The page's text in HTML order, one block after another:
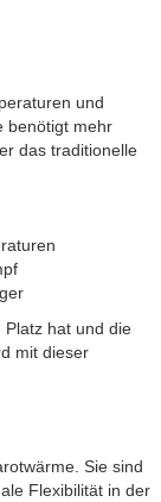
und
benötigt mehr
das traditionelle
Platz hat und die
mit dieser
Sie sind
Flexibilität in der